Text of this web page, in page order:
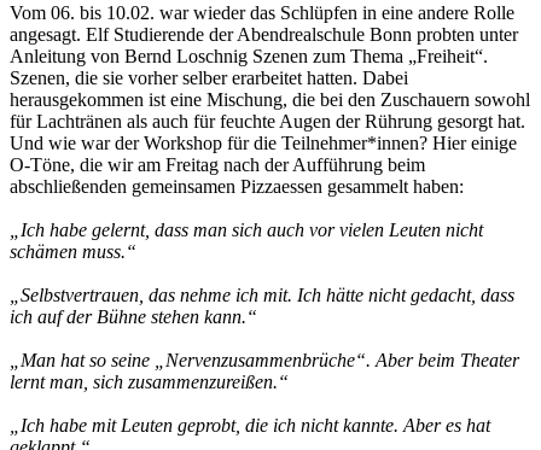
Vom 06. bis 10.02. war wieder das Schlüpfen in eine andere Rolle
angesagt. Elf Studierende der Abendrealschule Bonn probten unter
Anleitung von Bernd Loschnig Szenen zum Thema „Freiheit“.
Szenen, die sie vorher selber erarbeitet hatten. Dabei
herausgekommen ist eine Mischung, die bei den Zuschauern sowohl
für Lachtränen als auch für feuchte Augen der Rührung gesorgt hat.
Und wie war der Workshop für die Teilnehmer*innen? Hier einige
O-Töne, die wir am Freitag nach der Aufführung beim
abschließenden gemeinsamen Pizzaessen gesammelt haben:
„Ich habe gelernt, dass man sich auch vor vielen Leuten nicht
schämen muss.“
„Selbstvertrauen, das nehme ich mit. Ich hätte nicht gedacht, dass
ich auf der Bühne stehen kann.“
„Man hat so seine „Nervenzusammenbrüche“. Aber beim Theater
lernt man, sich zusammenzureißen.“
„Ich habe mit Leuten geprobt, die ich nicht kannte. Aber es hat